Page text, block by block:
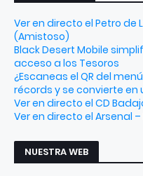
Ver en directo el Petro de
(Amistoso)
Black Desert Mobile
acceso a los Tesoros
¿Escaneas el QR del
récords y se convierte
Ver en directo el CD
Ver en directo el Arsenal
NUESTRA WEB